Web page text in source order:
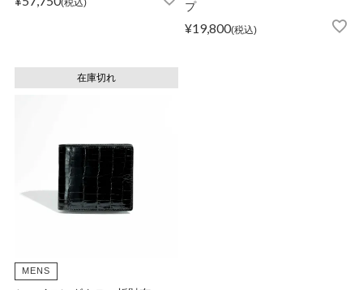
税込
プ
¥19,800 税込
MENS
在庫切れ